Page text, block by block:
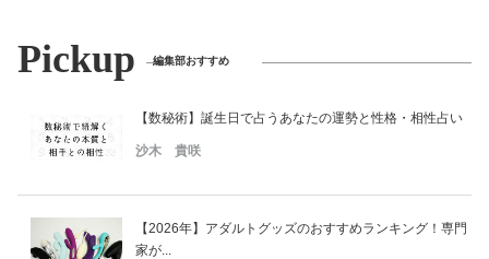
Pickup 編集部おすすめ
【数秘術】誕生日で占うあなたの運勢と性格・相性占い
沙木 貴咲
【2026年】アダルトグッズのおすすめランキング！専門
家が...